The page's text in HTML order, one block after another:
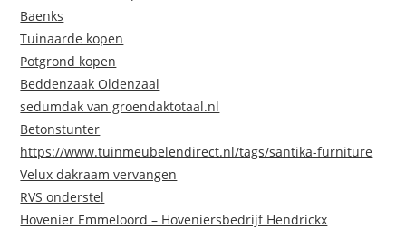
Baenks
Tuinaarde kopen
Potgrond kopen
Beddenzaak Oldenzaal
sedumdak van groendaktotaal.nl
Betonstunter
https://www.tuinmeubelendirect.nl/tags/santika-furniture
Velux dakraam vervangen
RVS onderstel
Hovenier Emmeloord – Hoveniersbedrijf Hendrickx